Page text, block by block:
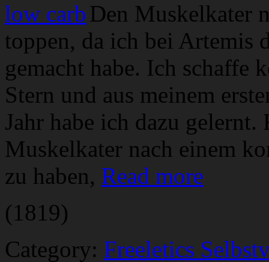
Den Muskelkater
toppen, da ich bei Artemis
gemacht habe. Ich schaffe
Stern und aus meinem
Jahr habe ich dazu
Muskelkater nach einem
zu haben, Read more
(1819)
Category: Freeletics